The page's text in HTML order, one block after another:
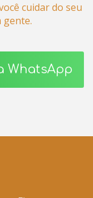
cuidar do seu
gente.
WhatsApp